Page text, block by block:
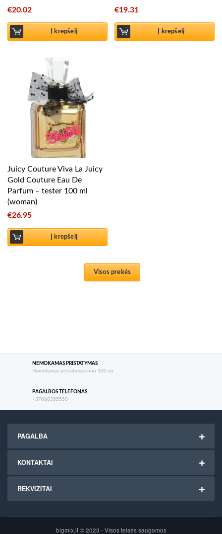
€20.02
Į krepšelį
€19.31
Į krepšelį
Juicy Couture Viva La Juicy
Gold Couture Eau De
Parfum – tester 100 ml
(woman)
€26.95
Į krepšelį
Visos prekės
NEMOKAMAS PRISTATYMAS
Nemokamas pristatymas nuo 100 eu.
PAGALBOS TELEFONAS
+37068355550
PAGALBA
KONTAKTAI
REKVIZITAI
bigmix.lt © 2023 - Visos teisės saugomos